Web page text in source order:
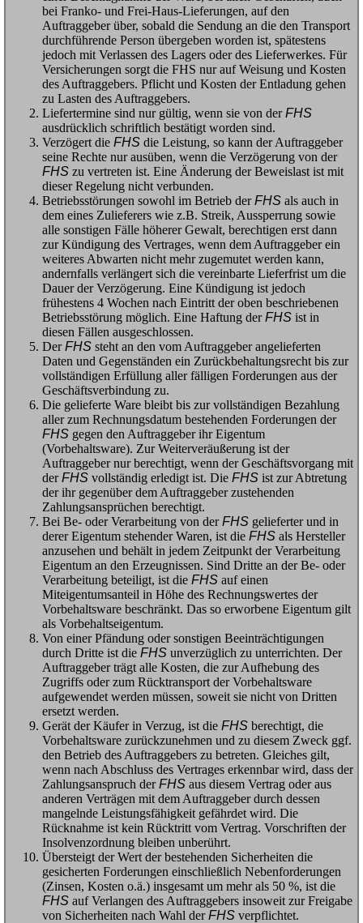
bei Franko- und Frei-Haus-Lieferungen, auf den
Auftraggeber über, sobald die Sendung an die den Transport
durchführende Person übergeben worden ist, spätestens
jedoch mit Verlassen des Lagers oder des Lieferwerkes. Für
Versicherungen sorgt die FHS nur auf Weisung und Kosten
des Auftraggebers. Pflicht und Kosten der Entladung gehen
zu Lasten des Auftraggebers.
Liefertermine sind nur gültig, wenn sie von derFHS
ausdrücklich schriftlich bestätigt worden sind.
Verzögert die FHS die Leistung, so kann der Auftraggeber
seine Rechte nur ausüben, wenn die Verzögerung von der
FHS zu vertreten ist. Eine Änderung der Beweislast ist mit
dieser Regelung nicht verbunden.
Betriebsstörungen sowohl im Betrieb derFHS als auch in
dem eines Zulieferers wie z.B. Streik, Aussperrung sowie
alle sonstigen Fälle höherer Gewalt, berechtigen erst dann
zur Kündigung des Vertrages, wenn dem Auftraggeber ein
weiteres Abwarten nicht mehr zugemutet werden kann,
andernfalls verlängert sich die vereinbarte Lieferfrist um die
Dauer der Verzögerung. Eine Kündigung ist jedoch
frühestens 4 Wochen nach Eintritt der oben beschriebenen
Betriebsstörung möglich. Eine Haftung derFHS ist in
diesen Fällen ausgeschlossen.
DerFHS steht an den vom Auftraggeber angelieferten
Daten und Gegenständen ein Zurückbehaltungsrecht bis zur
vollständigen Erfüllung aller fälligen Forderungen aus der
Geschäftsverbindung zu.
Die gelieferte Ware bleibt bis zur vollständigen Bezahlung
aller zum Rechnungsdatum bestehenden Forderungen der
FHS gegen den Auftraggeber ihr Eigentum
(Vorbehaltsware). Zur Weiterveräußerung ist der
Auftraggeber nur berechtigt, wenn der Geschäftsvorgang mit
derFHS vollständig erledigt ist. Die FHS ist zur Abtretung
der ihr gegenüber dem Auftraggeber zustehenden
Zahlungsansprüchen berechtigt.
Bei Be- oder Verarbeitung von derFHS gelieferter und in
derer Eigentum stehender Waren, ist die FHS als Hersteller
anzusehen und behält in jedem Zeitpunkt der Verarbeitung
Eigentum an den Erzeugnissen. Sind Dritte an der Be- oder
Verarbeitung beteiligt, ist die FHS auf einen
Miteigentumsanteil in Höhe des Rechnungswertes der
Vorbehaltsware beschränkt. Das so erworbene Eigentum gilt
als Vorbehaltseigentum.
Von einer Pfändung oder sonstigen Beeinträchtigungen
durch Dritte ist die FHS unverzüglich zu unterrichten. Der
Auftraggeber trägt alle Kosten, die zur Aufhebung des
Zugriffs oder zum Rücktransport der Vorbehaltsware
aufgewendet werden müssen, soweit sie nicht von Dritten
ersetzt werden.
Gerät der Käufer in Verzug, ist die FHS berechtigt, die
Vorbehaltsware zurückzunehmen und zu diesem Zweck ggf.
den Betrieb des Auftraggebers zu betreten. Gleiches gilt,
wenn nach Abschluss des Vertrages erkennbar wird, dass der
Zahlungsanspruch derFHS aus diesem Vertrag oder aus
anderen Verträgen mit dem Auftraggeber durch dessen
mangelnde Leistungsfähigkeit gefährdet wird. Die
Rücknahme ist kein Rücktritt vom Vertrag. Vorschriften der
Insolvenzordnung bleiben unberührt.
Übersteigt der Wert der bestehenden Sicherheiten die
gesicherten Forderungen einschließlich Nebenforderungen
(Zinsen, Kosten o.ä.) insgesamt um mehr als 50 %, ist die
FHS auf Verlangen des Auftraggebers insoweit zur Freigabe
von Sicherheiten nach Wahl derFHS verpflichtet.